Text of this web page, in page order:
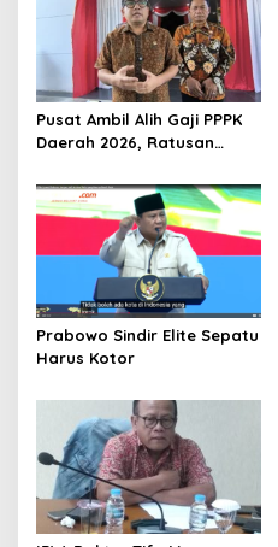
Pusat Ambil Alih Gaji PPPK
Daerah 2026, Ratusan
Prabowo Sindir Elite Sepatu
Harus Kotor